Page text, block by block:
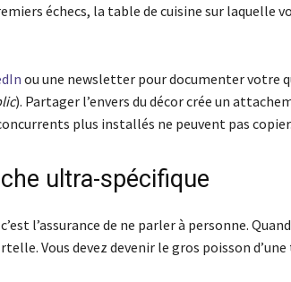
échecs, la table de cuisine sur laquelle
ou une newsletter pour documenter votre
). Partager l’envers du décor crée un
plus installés ne peuvent pas copier.
ultra-spécifique
l’assurance de ne parler à personne.
Vous devez devenir le gros poisson